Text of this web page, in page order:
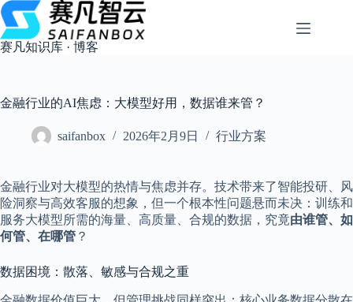
跳
过
内
容
赛凡知识库 · 博客
金融行业的AI焦虑：大模型好用，数据谁来管？
saifanbox 2026年2月9日 行业方案
金融行业对大模型的热情与焦虑并存。技术带来了智能投研、风
险洞察与高效客服的想象，但一个根本性问题悬而未决：训练和
服务大模型所需的海量、高质量、合规的数据，究竟由谁管、如
何管、在哪管 ？
数据困境：散落、敏感与合规之重